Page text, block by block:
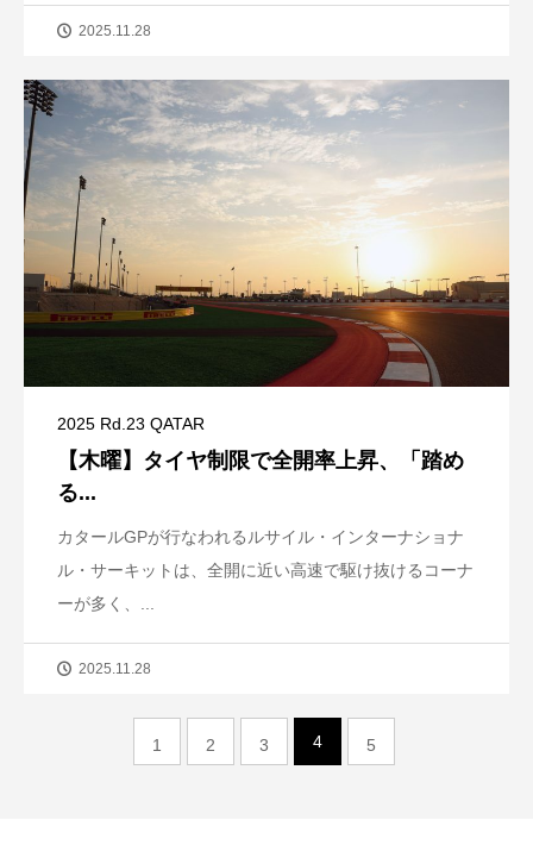
2025.11.28
2025 Rd.23 QATAR
【木曜】タイヤ制限で全開率上昇、「踏め
る...
カタールGPが行なわれるルサイル・インターナショナ
ル・サーキットは、全開に近い高速で駆け抜けるコーナ
ーが多く、...
2025.11.28
1 2 3 4 5